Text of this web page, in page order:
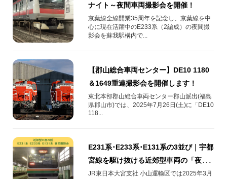
ナイト～夜間車両撮影会を開催！
京葉線全線開業35周年を記念し、京葉線を中
心に現在活躍中のE233系（2編成）の夜間撮
影会を蘇我駅構内で...
【郡山総合車両センター】DE10 1180
＆1649重連撮影会を開催します！
東北本部郡山総合車両センター郡山派出(福島
県郡山市)では、2025年7月26日(土)に「DE10
118...
E231系･E233系･E131系の3並び｜宇都
宮線を駆け抜ける近郊型車両の「夜間
撮影会」を2025年3月に開催！
JR東日本大宮支社 小山運輸区では2025年3月